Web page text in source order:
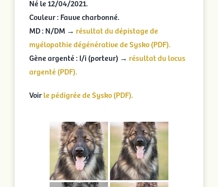
Né le 12/04/2021.
Couleur : Fauve charbonné.
MD : N/DM → résultat du dépistage de
myélopathie dégénérative de Sysko (PDF).
Gène argenté : I/i (porteur) → résultat du locus
argenté (PDF).
Voirle pédigrée de Sysko (PDF).